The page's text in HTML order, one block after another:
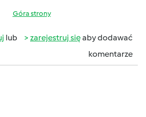
Góra strony
lub zarejestruj sięaby dodawać
komentarze